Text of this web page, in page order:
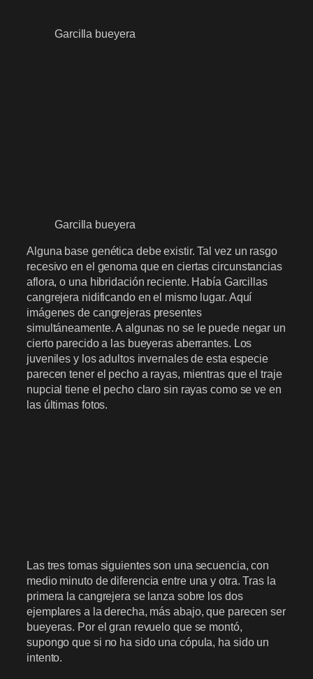
Garcilla bueyera
Garcilla bueyera
Alguna base genética debe existir. Tal vez un rasgo
recesivo en el genoma que en ciertas circunstancias
aflora, o una hibridación reciente. Había Garcillas
cangrejera nidificando en el mismo lugar. Aquí
imágenes de cangrejeras presentes
simultáneamente. A algunas no se le puede negar un
cierto parecido a las bueyeras aberrantes. Los
juveniles y los adultos invernales de esta especie
parecen tener el pecho a rayas, mientras que el traje
nupcial tiene el pecho claro sin rayas como se ve en
las últimas fotos.
Las tres tomas siguientes son una secuencia, con
medio minuto de diferencia entre una y otra. Tras la
primera la cangrejera se lanza sobre los dos
ejemplares a la derecha, más abajo, que parecen ser
bueyeras. Por el gran revuelo que se montó,
supongo que si no ha sido una cópula, ha sido un
intento.